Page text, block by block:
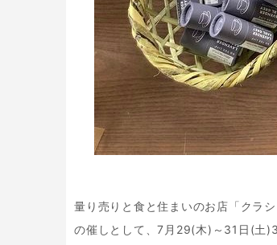
量り売りと食と住まいのお店「クラ
の催しとして、7月29(木)～31日(土